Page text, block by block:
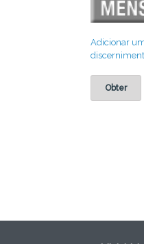
Adicionar
Obter